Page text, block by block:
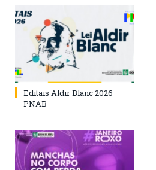
Editais Aldir Blanc 2026 –
PNAB